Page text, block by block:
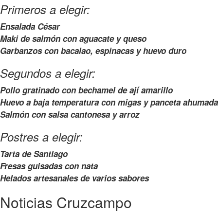
Primeros a elegir:
Ensalada César
Maki de salmón con aguacate y queso
Garbanzos con bacalao, espinacas y huevo duro
Segundos a elegir:
Pollo gratinado con bechamel de ají amarillo
Huevo a baja temperatura con migas y panceta ahumada
Salmón con salsa cantonesa y arroz
Postres a elegir:
Tarta de Santiago
Fresas guisadas con nata
Helados artesanales de varios sabores
Noticias Cruzcampo